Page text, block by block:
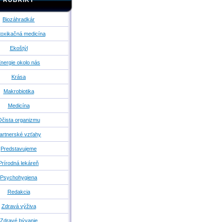
Biozáhradkár
medicína
Ekoštýl
okolo nás
Krása
Makrobiotika
Medicína
organizmu
vzťahy
Predstavujeme
lekáreň
Psychohygiena
Redakcia
Zdravá výživa
Zdravé bývanie